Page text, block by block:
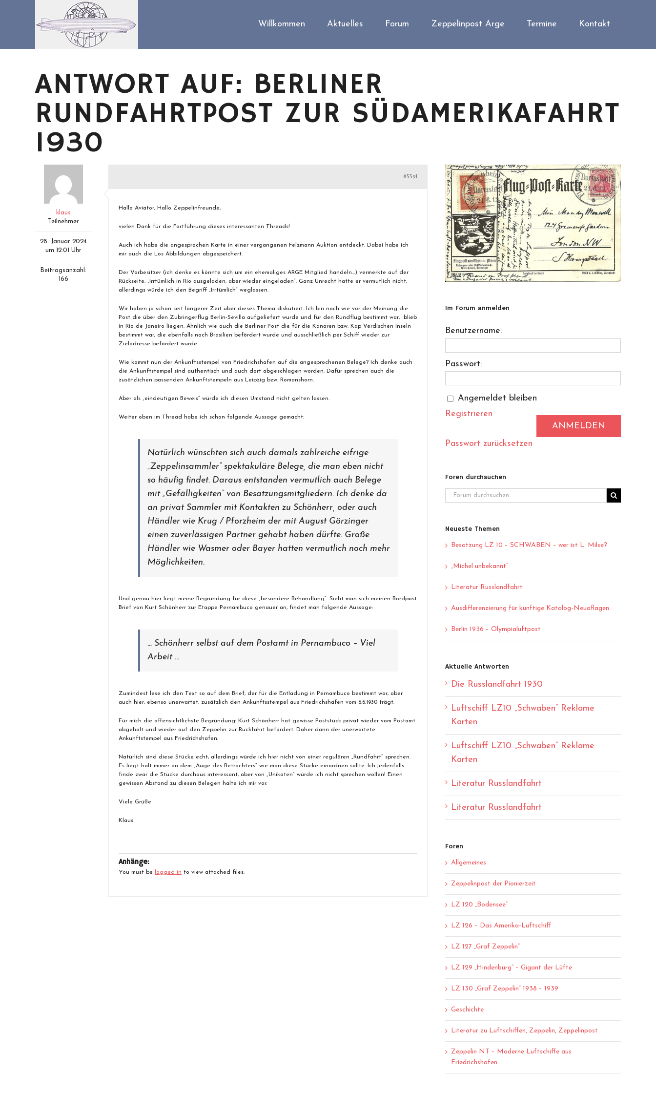
Willkommen Aktuelles Forum Zeppelinpost Arge Termine Kontakt
ANTWORT AUF: BERLINER
RUNDFAHRTPOST ZUR SÜDAMERIKAFAHRT
1930
klaus
Teilnehmer
28. Januar 2024
um 12:01 Uhr
Beitragsanzahl:
166
#5591
Hallo Aviator, Hallo Zeppelinfreunde,
vielen Dank für die Fortführung dieses interessanten Threads!
Auch ich habe die angesprochen Karte in einer vergangenen Felzmann Auktion entdeckt. Dabei habe ich
mir auch die Los Abbildungen abgespeichert.
Der Vorbesitzer (ich denke es könnte sich um ein ehemaliges ARGE Mitglied handeln…) vermerkte auf der
Rückseite: „Irrtümlich in Rio ausgeladen, aber wieder eingeladen“. Ganz Unrecht hatte er vermutlich nicht,
allerdings würde ich den Begriff „Irrtümlich“ weglassen.
Wir haben ja schon seit längerer Zeit über dieses Thema diskutiert. Ich bin nach wie vor der Meinung die
Post die über den Zubringerflug Berlin-Sevilla aufgeliefert wurde und für den Rundflug bestimmt war, blieb
in Rio de Janeiro liegen. Ähnlich wie auch die Berliner Post die für die Kanaren bzw. Kap Verdischen Inseln
bestimmt war, die ebenfalls nach Brasilien befördert wurde und ausschließlich per Schiff wieder zur
Zieladresse befördert wurde.
Wie kommt nun der Ankunftsstempel von Friedrichshafen auf die angesprochenen Belege? Ich denke auch
die Ankunftstempel sind authentisch und auch dort abgeschlagen worden. Dafür sprechen auch die
zusätzlichen passenden Ankunftstempeln aus Leipzig bzw. Romanshorn.
Aber als „eindeutigen Beweis“ würde ich diesen Umstand nicht gelten lassen.
Weiter oben im Thread habe ich schon folgende Aussage gemacht:
Natürlich wünschten sich auch damals zahlreiche eifrige
„Zeppelinsammler“ spektakuläre Belege, die man eben nicht
so häufig findet. Daraus entstanden vermutlich auch Belege
mit „Gefälligkeiten“ von Besatzungsmitgliedern. Ich denke da
an privat Sammler mit Kontakten zu Schönherr, oder auch
Händler wie Krug / Pforzheim der mit August Görzinger
einen zuverlässigen Partner gehabt haben dürfte. Große
Händler wie Wasmer oder Bayer hatten vermutlich noch mehr
Möglichkeiten.
Und genau hier liegt meine Begründung für diese „besondere Behandlung“. Sieht man sich meinen Bordpost
Brief von Kurt Schönherr zur Etappe Pernambuco genauer an, findet man folgende Aussage:
… Schönherr selbst auf dem Postamt in Pernambuco – Viel
Arbeit …
Zumindest lese ich den Text so auf dem Brief, der für die Entladung in Pernambuco bestimmt war, aber
auch hier, ebenso unerwartet, zusätzlich den Ankunftsstempel aus Friedrichshafen vom 6.6.1930 trägt.
Für mich die offensichtlichste Begründung: Kurt Schönherr hat gewisse Poststück privat wieder vom Postamt
abgeholt und wieder auf den Zeppelin zur Rückfahrt befördert. Daher dann der unerwartete
Ankunftstempel aus Friedrichshafen.
Natürlich sind diese Stücke echt, allerdings würde ich hier nicht von einer regulären „Rundfahrt“ sprechen.
Es liegt halt immer an dem „Auge des Betrachters“ wie man diese Stücke einordnen sollte. Ich jedenfalls
finde zwar die Stücke durchaus interessant, aber von „Unikaten“ würde ich nicht sprechen wollen! Einen
gewissen Abstand zu diesen Belegen halte ich mir vor.
Viele Grüße
Klaus
Anhänge:
You must be logged in to view attached files.
Im Forum anmelden
Benutzername:
Passwort:
Angemeldet bleiben
ANMELDEN
Registrieren
Passwort zurücksetzen
Foren durchsuchen
Neueste Themen
Besatzung LZ 10 – SCHWABEN – wer ist L. Milse?
„Michel unbekannt“
Literatur Russlandfahrt
Ausdifferenzierung für künftige Katalog-Neuaflagen
Berlin 1936 – Olympialuftpost
Aktuelle Antworten
Die Russlandfahrt 1930
Luftschiff LZ10 „Schwaben“ Reklame
Karten
Luftschiff LZ10 „Schwaben“ Reklame
Karten
Literatur Russlandfahrt
Literatur Russlandfahrt
Foren
Allgemeines
Zeppelinpost der Pionierzeit
LZ 120 „Bodensee“
LZ 126 – Das Amerika-Luftschiff
LZ 127 „Graf Zeppelin“
LZ 129 „Hindenburg“ – Gigant der Lüfte
LZ 130 „Graf Zeppelin“ 1938 – 1939
Geschichte
Literatur zu Luftschiffen, Zeppelin, Zeppelinpost
Zeppelin NT – Moderne Luftschiffe aus
Friedrichshafen